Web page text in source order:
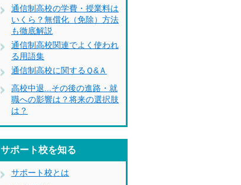
通信制高校の学費・授業料は
いくら？無償化（免除）方法
も徹底解説
通信制高校関連でよく使われ
る用語集
通信制高校に関するＱ&Ａ
高校中退...その後の進路・就
職への影響は？将来の選択肢
は？
サポート校を知る
サポート校とは